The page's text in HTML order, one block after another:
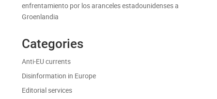
enfrentamiento por los aranceles estadounidenses a
Groenlandia
Categories
Anti-EU currents
Disinformation in Europe
Editorial services